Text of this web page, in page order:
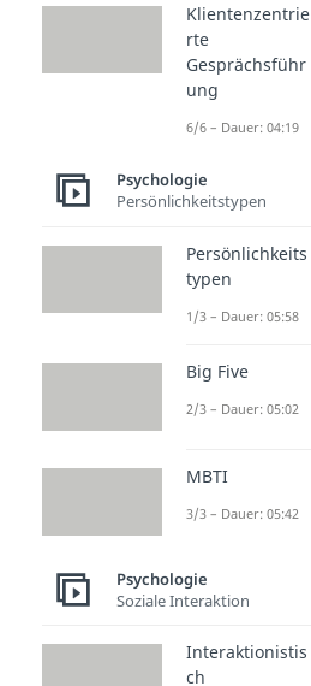
Klientenzentrie
rte
Gesprächsführ
ung
6/6 – Dauer: 04:19
Psychologie
Persönlichkeitstypen
Persönlichkeits
typen
1/3 – Dauer: 05:58
Big Five
2/3 – Dauer: 05:02
MBTI
3/3 – Dauer: 05:42
Psychologie
Soziale Interaktion
Interaktionistis
ch